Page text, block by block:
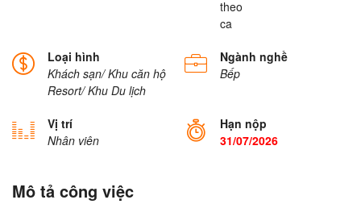
theo
ca
Loại hình
Khách sạn/ Khu căn hộ
Resort/ Khu Du lịch
Ngành nghề
Bếp
Vị trí
Nhân viên
Hạn nộp
31/07/2026
Mô tả công việc